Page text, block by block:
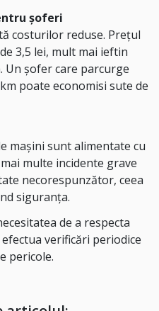
șoferi
costurilor reduse. Prețul
3,5 lei, mult mai ieftin
Un șofer care parcurge
poate economisi sute de
mașini sunt alimentate cu
multe incidente grave
necorespunzător, ceea
siguranța.
de a respecta
verificări periodice
pericole.